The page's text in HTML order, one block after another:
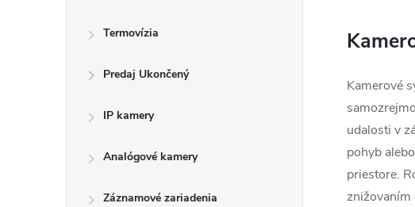
Termovízia
Predaj Ukončený
IP kamery
Analógové kamery
Záznamové zariadenia
Kamerové
udalosti v
pohyb
priestore.
znižovaním